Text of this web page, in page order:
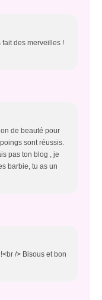
fait des merveilles !
de beauté pour
sont réussis.
pas ton blog , je
barbie, tu as un
/> Bisous et bon